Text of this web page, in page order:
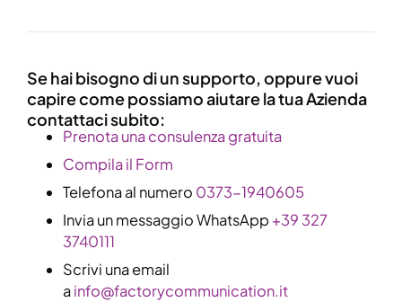
Se hai bisogno di un supporto, oppure vuoi
capire come possiamo aiutare la tua Azienda
contattaci subito:
​Prenota una consulenza gratuita
Compila il Form
Telefona al numero 0373-1940605
Invia un messaggio WhatsApp +39 327
3740111
Scrivi una email
ainfo@factorycommunication.it